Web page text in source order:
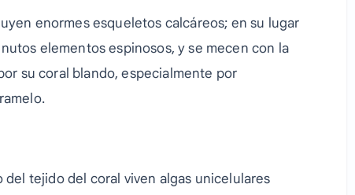
enormes esqueletos calcáreos; en su lugar
elementos espinosos, y se mecen con la
su coral blando, especialmente por
tejido del coral viven algas unicelulares